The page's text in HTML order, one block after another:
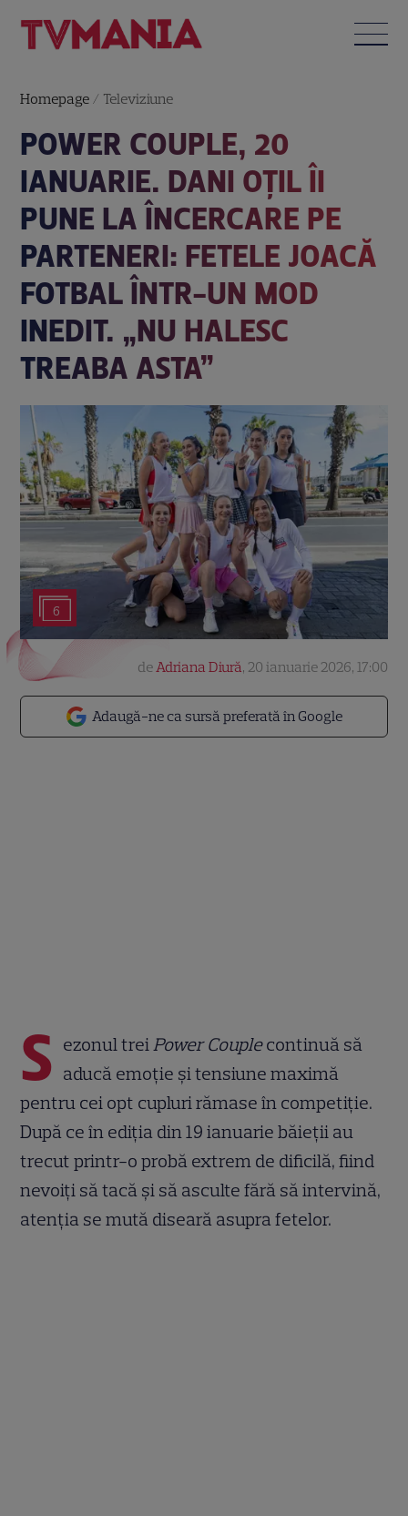
Homepage / Televiziune
POWER COUPLE, 20
IANUARIE. DANI OȚIL ÎI
PUNE LA ÎNCERCARE PE
PARTENERI: FETELE JOACĂ
FOTBAL ÎNTR-UN MOD
INEDIT. „NU HALESC
TREABA ASTA”
6
Adaugă-ne ca sursă preferată în Google
deAdriana Diură, 20 ianuarie 2026, 17:00
S ezonul trei Power Couplecontinuă să
aducă emoție și tensiune maximă
pentru cei opt cupluri rămase în competiție.
După ce în ediția din 19 ianuarie băieții au
trecut printr-o probă extrem de dificilă, fiind
nevoiți să tacă și să asculte fără să intervină,
atenția se mută diseară asupra fetelor.